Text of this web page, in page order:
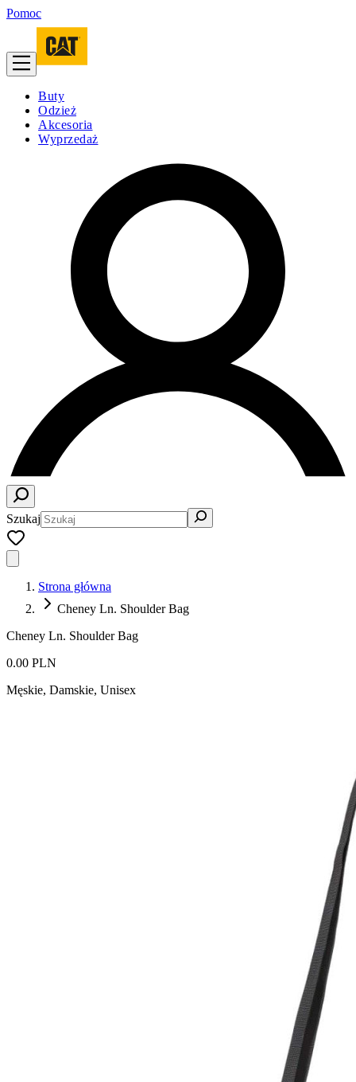
Pomoc
Buty
Odzież
Akcesoria
Wyprzedaż
Szukaj
Strona główna
Cheney Ln. Shoulder Bag
Cheney Ln. Shoulder Bag
0.00 PLN
Męskie, Damskie, Unisex